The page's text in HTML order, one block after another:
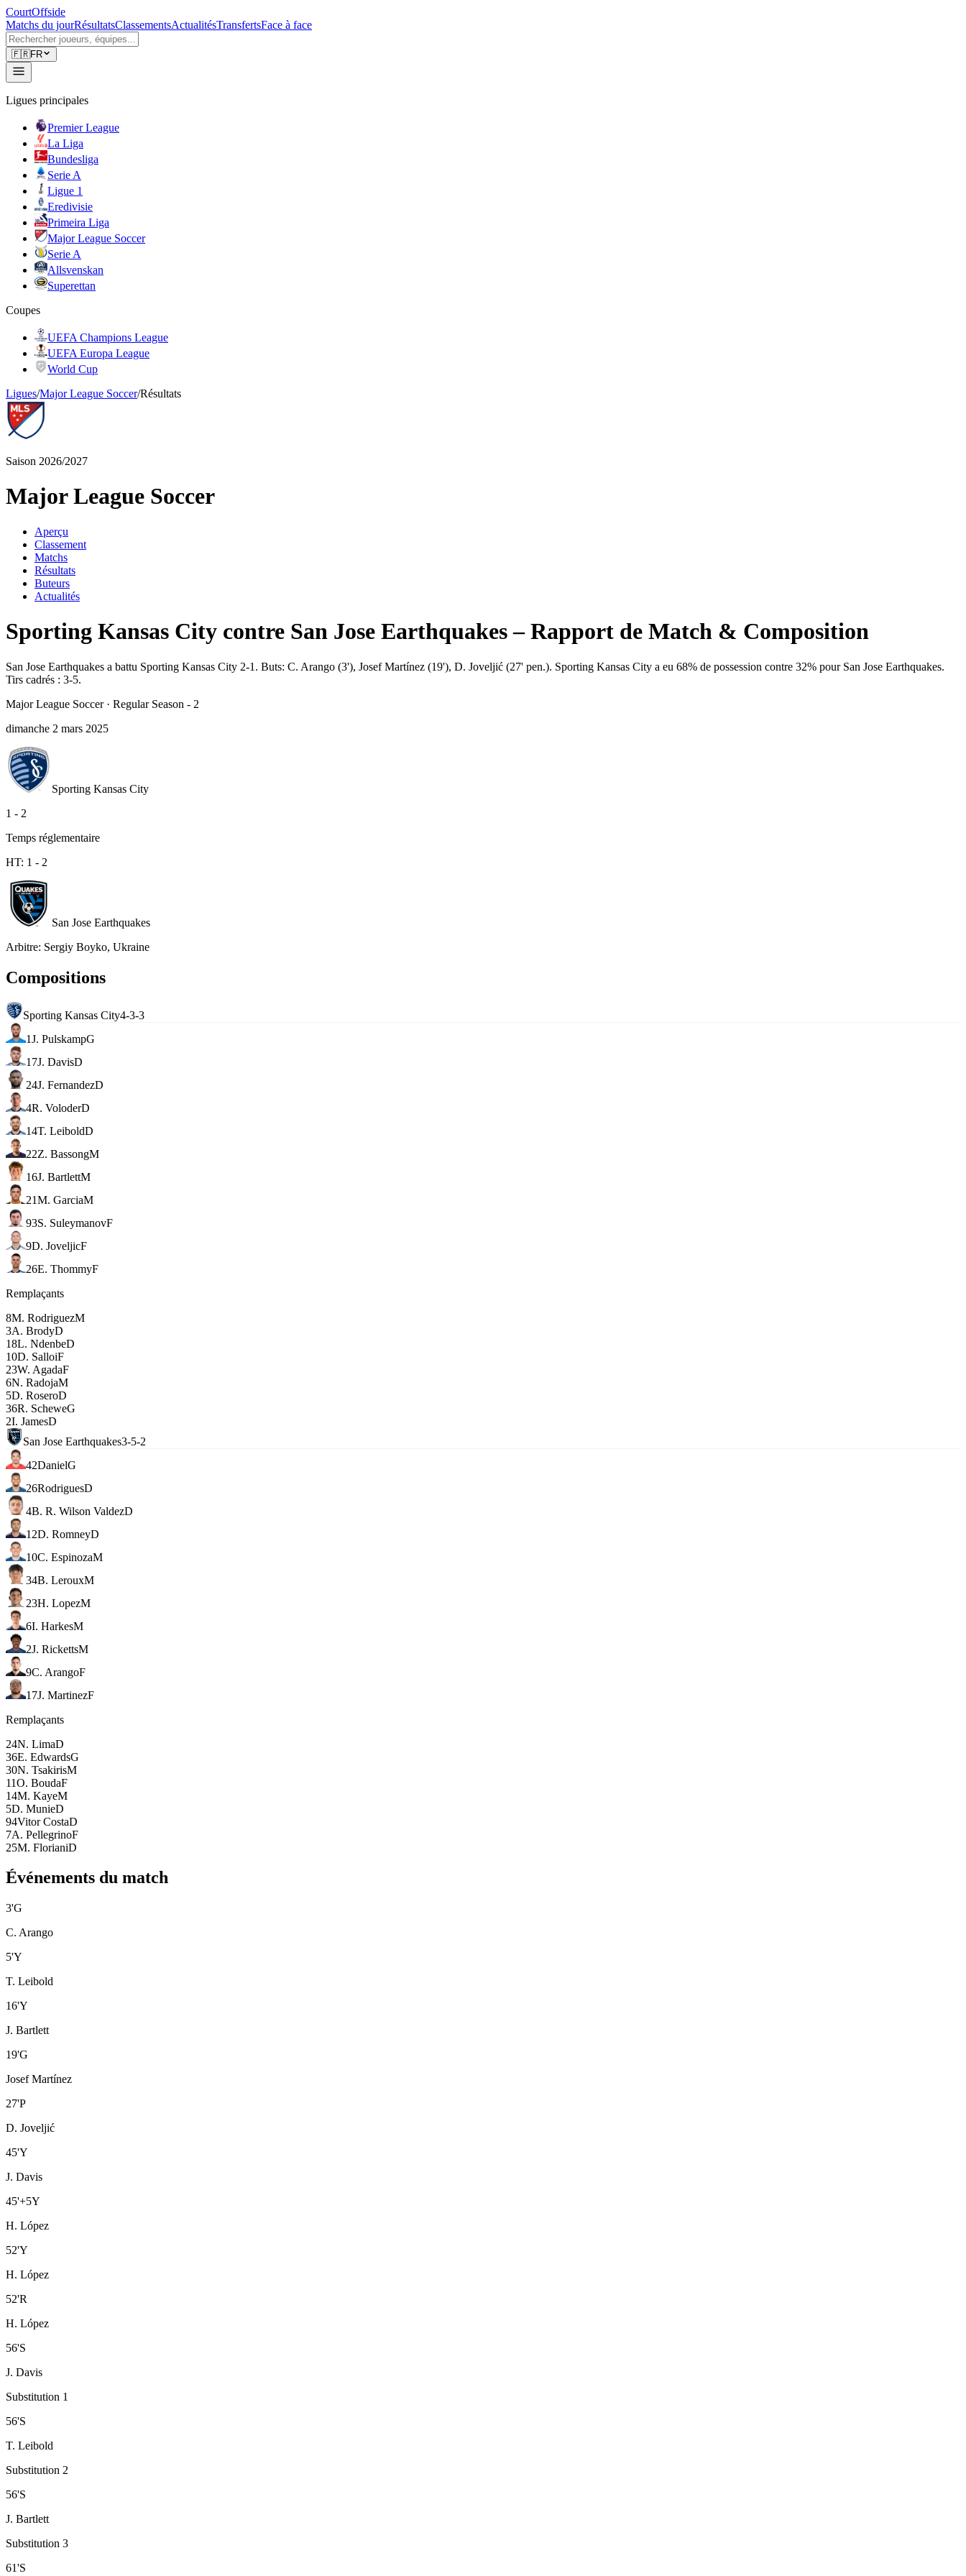
CourtOffside
Matchs du jourRésultatsClassementsActualitésTransfertsFace à face
🇫🇷FR
Ligues principales
Premier League
La Liga
Bundesliga
Serie A
Ligue 1
Eredivisie
Primeira Liga
Major League Soccer
Serie A
Allsvenskan
Superettan
Coupes
UEFA Champions League
UEFA Europa League
World Cup
Ligues/Major League Soccer/Résultats
Saison 2026/2027
Major League Soccer
Aperçu
Classement
Matchs
Résultats
Buteurs
Actualités
Sporting Kansas City contre San Jose Earthquakes – Rapport de Match & Composition
San Jose Earthquakes a battu Sporting Kansas City 2-1. Buts: C. Arango (3'), Josef Martínez (19'), D. Joveljić (27' pen.). Sporting Kansas City a eu 68% de possession contre 32% pour San Jose Earthquakes.
Tirs cadrés : 3-5.
Major League Soccer· Regular Season - 2
dimanche 2 mars 2025
Sporting Kansas City
1 - 2
Temps réglementaire
HT: 1 - 2
San Jose Earthquakes
Arbitre: Sergiy Boyko, Ukraine
Compositions
Sporting Kansas City4-3-3
1J. PulskampG
17J. DavisD
24J. FernandezD
4R. VoloderD
14T. LeiboldD
22Z. BassongM
16J. BartlettM
21M. GarciaM
93S. SuleymanovF
9D. JoveljicF
26E. ThommyF
Remplaçants
8M. RodriguezM
3A. BrodyD
18L. NdenbeD
10D. SalloiF
23W. AgadaF
6N. RadojaM
5D. RoseroD
36R. ScheweG
2I. JamesD
San Jose Earthquakes3-5-2
42DanielG
26RodriguesD
4B. R. Wilson ValdezD
12D. RomneyD
10C. EspinozaM
34B. LerouxM
23H. LopezM
6I. HarkesM
2J. RickettsM
9C. ArangoF
17J. MartinezF
Remplaçants
24N. LimaD
36E. EdwardsG
30N. TsakirisM
11O. BoudaF
14M. KayeM
5D. MunieD
94Vitor CostaD
7A. PellegrinoF
25M. FlorianiD
Événements du match
3'G
C. Arango
5'Y
T. Leibold
16'Y
J. Bartlett
19'G
Josef Martínez
27'P
D. Joveljić
45'Y
J. Davis
45'+5Y
H. López
52'Y
H. López
52'R
H. López
56'S
J. Davis
Substitution 1
56'S
T. Leibold
Substitution 2
56'S
J. Bartlett
Substitution 3
61'S